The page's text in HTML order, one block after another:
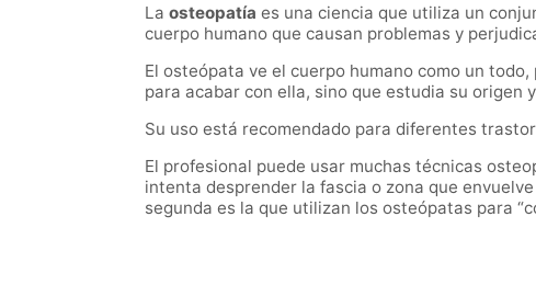
La osteopatía es una ciencia que utiliza un
cuerpo humano que causan problemas y
El osteópata ve el cuerpo humano como un
para acabar con ella, sino que estudia su origen
Su uso está recomendado para diferentes
El profesional puede usar muchas técnicas
intenta desprender la fascia o zona que
segunda es la que utilizan los osteópatas para